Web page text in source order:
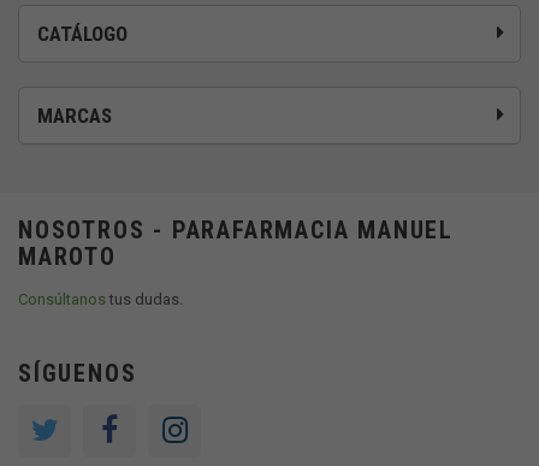
CATÁLOGO
MARCAS
NOSOTROS - PARAFARMACIA MANUEL
MAROTO
Consúltanostus dudas.
SÍGUENOS